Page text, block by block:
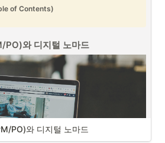
of Contents)
PO)와 디지털 노마드
PO)와 디지털 노마드